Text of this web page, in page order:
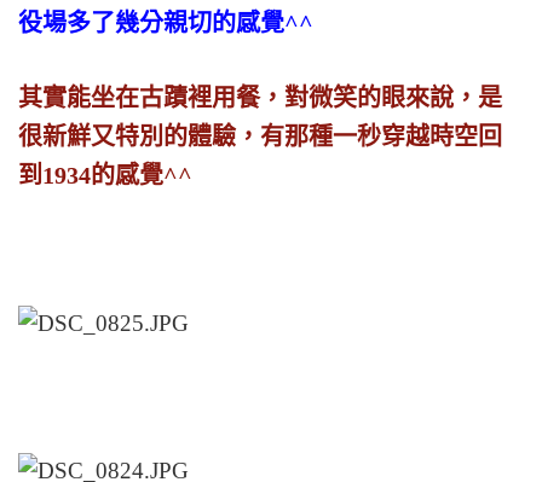
役場多了幾分親切的感覺^^
其實能坐在古蹟裡用餐，對微笑的眼來說，是
很新鮮又特別的體驗，有那種一秒穿越時空回
到1934的感覺^^